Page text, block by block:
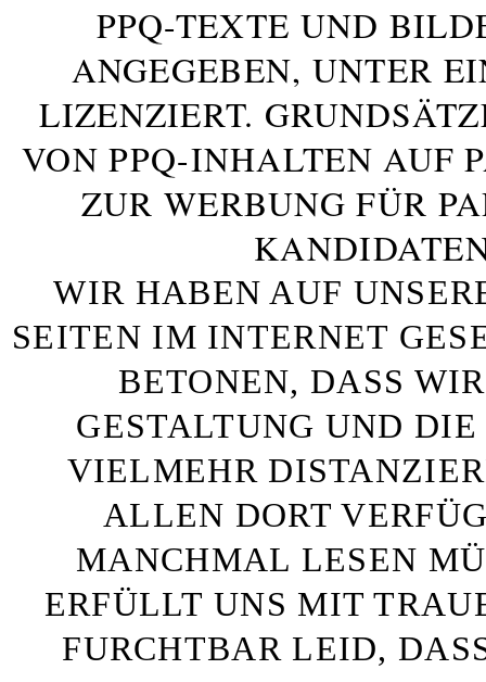
PPQ-TEXTE UND
ANGEGEBEN, UNTER
LIZENZIERT.
VON PPQ-INHALTEN AUF
ZUR WERBUNG FÜR
WIR HABEN AUF
SEITEN IM INTERNET
BETONEN, DASS
GESTALTUNG UND
VIELMEHR
ALLEN DORT
MANCHMAL LESEN
ERFÜLLT UNS MIT
FURCHTBAR LEID,